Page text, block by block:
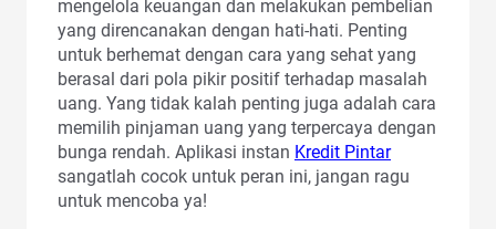
mengelola keuangan dan melakukan pembelian
yang direncanakan dengan hati-hati. Penting
untuk berhemat dengan cara yang sehat yang
berasal dari pola pikir positif terhadap masalah
uang. Yang tidak kalah penting juga adalah cara
memilih pinjaman uang yang terpercaya dengan
bunga rendah. Aplikasi instan Kredit Pintar
sangatlah cocok untuk peran ini, jangan ragu
untuk mencoba ya!